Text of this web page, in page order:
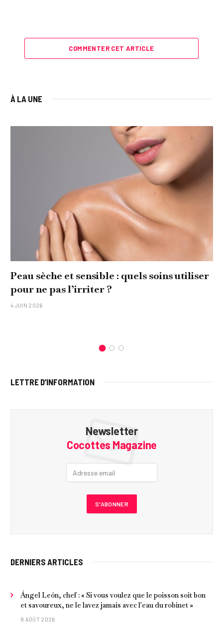
COMMENTER CET ARTICLE
À LA UNE
Peau sèche et sensible : quels soins utiliser
pour ne pas l’irriter ?
4 JUIN 2026
LETTRE D’INFORMATION
Newsletter
Cocottes Magazine
DERNIERS ARTICLES
Ángel León, chef : « Si vous voulez que le poisson soit bon
et savoureux, ne le lavez jamais avec l'eau du robinet »
8 AOÛT 2026